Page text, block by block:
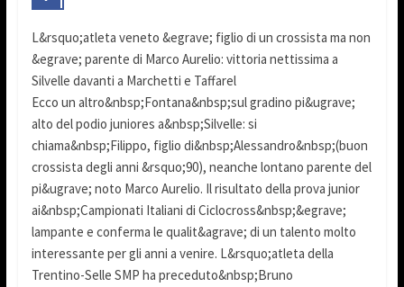
L&rsquo;atleta veneto &egrave; figlio di un crossista ma non
&egrave; parente di Marco Aurelio: vittoria nettissima a
Silvelle davanti a Marchetti e Taffarel
Ecco un altro&nbsp;Fontana&nbsp;sul gradino pi&ugrave;
alto del podio juniores a&nbsp;Silvelle: si
chiama&nbsp;Filippo, figlio di&nbsp;Alessandro&nbsp;(buon
crossista degli anni &rsquo;90), neanche lontano parente del
pi&ugrave; noto Marco Aurelio. Il risultato della prova junior
ai&nbsp;Campionati Italiani di Ciclocross&nbsp;&egrave;
lampante e conferma le qualit&agrave; di un talento molto
interessante per gli anni a venire. L&rsquo;atleta della
Trentino-Selle SMP ha preceduto&nbsp;Bruno